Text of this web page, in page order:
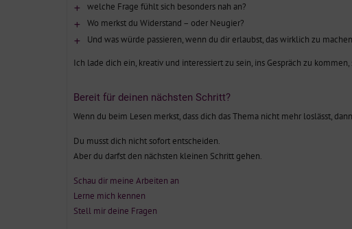
welche Frage fühlt sich besonders nah an?
Wo merkst du Widerstand – oder Neugier?
Und was würde passieren, wenn du dir erlaubst, das wirklich zu
Ich lade dich ein, kreativ und interessiert zu sein, ins Gespräch zu
Bereit für deinen nächsten Schritt?
Wenn du beim Lesen merkst, dass dich das Thema nicht mehr loslässt,
Du musst dich nicht sofort entscheiden.
Aber du darfst den nächsten kleinen Schritt gehen.
Schau dir meine Arbeiten an
Lerne mich kennen
Stell mir deine Fragen